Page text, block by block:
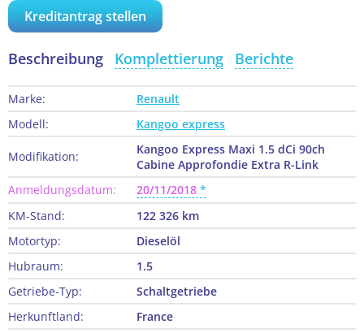
Kreditantrag stellen
Beschreibung Komplettierung Berichte
Marke:
Renault
Modell:
Kangoo express
Modifikation:
Kangoo Express Maxi 1.5 dCi 90ch
Cabine Approfondie Extra R-Link
Anmeldungsdatum:
20/11/2018
KM-Stand:
122 326 km
Motortyp:
Dieselöl
Hubraum:
1.5
Getriebe-Typ:
Schaltgetriebe
Herkunftland:
France